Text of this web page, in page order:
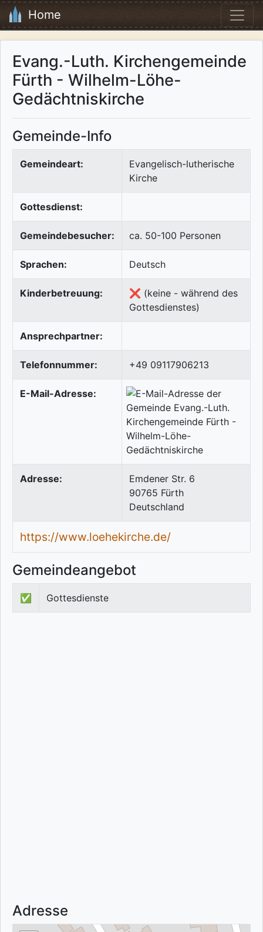
Home
Evang.-Luth. Kirchengemeinde
Fürth - Wilhelm-Löhe-
Gedächtniskirche
Gemeinde-Info
Gemeindeart:
Evangelisch-lutherische
Kirche
Gottesdienst:
Gemeindebesucher: ca. 50-100 Personen
Sprachen: Deutsch
Kinderbetreuung:
❌ (keine - während des
Gottesdienstes)
Ansprechpartner:
Telefonnummer: +49 09117906213
E-Mail-Adresse:
Adresse:
Emdener Str. 6
90765 Fürth
Deutschland
https://www.loehekirche.de/
Gemeindeangebot
✅ Gottesdienste
Adresse